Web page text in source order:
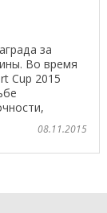
за
Во время
Cup 2015
08.11.2015